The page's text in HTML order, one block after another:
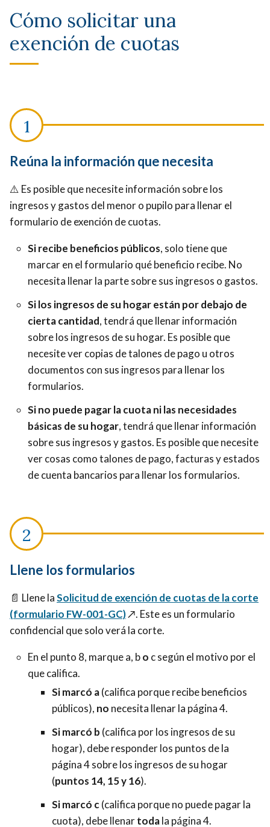
Cómo solicitar una
exención de cuotas
Reúna la información que necesita
⚠️ Es posible que necesite información sobre los
ingresos y gastos del menor o pupilo para llenar el
formulario de exención de cuotas.
Si recibe beneficios públicos, solo tiene que
marcar en el formulario qué beneficio recibe. No
necesita llenar la parte sobre sus ingresos o gastos.
Si los ingresos de su hogar están por debajo de
cierta cantidad, tendrá que llenar información
sobre los ingresos de su hogar. Es posible que
necesite ver copias de talones de pago u otros
documentos con sus ingresos para llenar los
formularios.
Si no puede pagar la cuota ni las necesidades
básicas de su hogar, tendrá que llenar información
sobre sus ingresos y gastos. Es posible que necesite
ver cosas como talones de pago, facturas y estados
de cuenta bancarios para llenar los formularios.
Llene los formularios
📄 Llene laSolicitud de exención de cuotas de la corte
(formulario FW-001-GC)↗️. Este es un formulario
confidencial que solo verá la corte.
En el punto 8, marque a, bo c según el motivo por el
que califica.
Si marcó a(califica porque recibe beneficios
públicos), no necesita llenar la página 4.
Si marcó b (califica por los ingresos de su
hogar), debe responder los puntos de la
página 4 sobre los ingresos de su hogar
(puntos 14, 15 y 16).
Si marcó c(califica porque no puede pagar la
cuota), debe llenartodala página 4.